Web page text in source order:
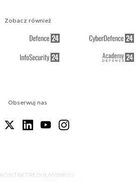
Obserwuj nas
KONTAKTREGULAMINRSS
Zobacz również